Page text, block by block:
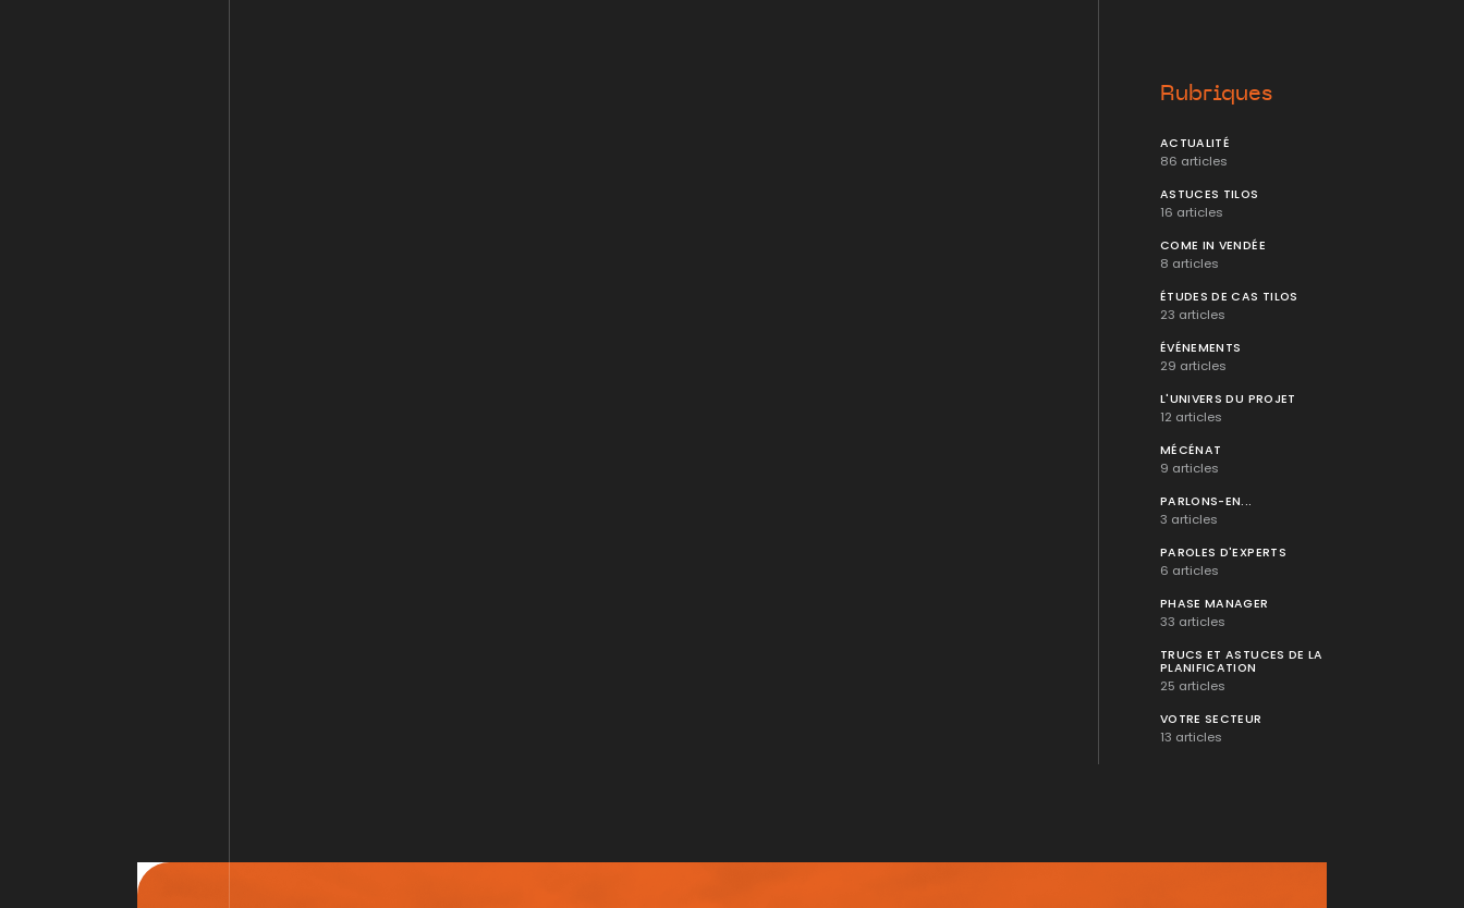
Rubriques
ACTUALITÉ
86 articles
ASTUCES TILOS
16 articles
COME IN VENDÉE
8 articles
ÉTUDES DE CAS TILOS
23 articles
ÉVÉNEMENTS
29 articles
L'UNIVERS DU PROJET
12 articles
MÉCÉNAT
9 articles
PARLONS-EN...
3 articles
PAROLES D'EXPERTS
6 articles
PHASE MANAGER
33 articles
TRUCS ET ASTUCES DE LA
PLANIFICATION
25 articles
VOTRE SECTEUR
13 articles